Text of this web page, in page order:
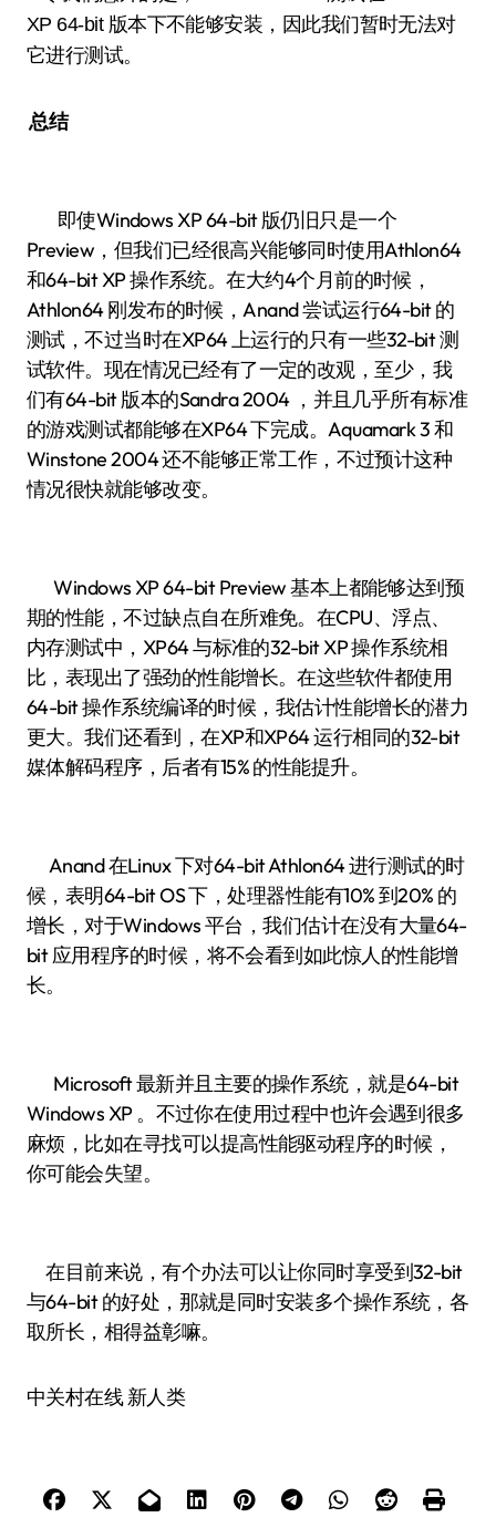
XP 64-bit 版本下不能够安装，因此我们暂时无法对
它进行测试。
总结
即使Windows XP 64-bit 版仍旧只是一个
Preview，但我们已经很高兴能够同时使用Athlon64
和64-bit XP 操作系统。在大约4个月前的时候，
Athlon64 刚发布的时候，Anand 尝试运行64-bit 的
测试，不过当时在XP64 上运行的只有一些32-bit 测
试软件。现在情况已经有了一定的改观，至少，我
们有64-bit 版本的Sandra 2004 ，并且几乎所有标准
的游戏测试都能够在XP64 下完成。Aquamark 3 和
Winstone 2004 还不能够正常工作，不过预计这种
情况很快就能够改变。
Windows XP 64-bit Preview 基本上都能够达到预
期的性能，不过缺点自在所难免。在CPU、浮点、
内存测试中，XP64 与标准的32-bit XP 操作系统相
比，表现出了强劲的性能增长。在这些软件都使用
64-bit 操作系统编译的时候，我估计性能增长的潜力
更大。我们还看到，在XP和XP64 运行相同的32-bit
媒体解码程序，后者有15% 的性能提升。
Anand 在Linux 下对64-bit Athlon64 进行测试的时
候，表明64-bit OS 下，处理器性能有10% 到20% 的
增长，对于Windows 平台，我们估计在没有大量64-
bit 应用程序的时候，将不会看到如此惊人的性能增
长。
Microsoft 最新并且主要的操作系统，就是64-bit
Windows XP 。不过你在使用过程中也许会遇到很多
麻烦，比如在寻找可以提高性能驱动程序的时候，
你可能会失望。
在目前来说，有个办法可以让你同时享受到32-bit
与64-bit 的好处，那就是同时安装多个操作系统，各
取所长，相得益彰嘛。
中关村在线 新人类